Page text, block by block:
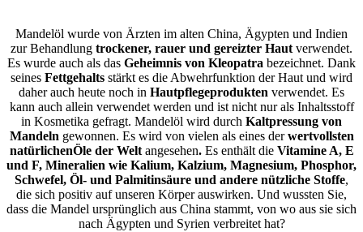
Mandelöl wurde von Ärzten im alten China, Ägypten und Indien
zur Behandlung trockener, rauer und gereizter Haut verwendet.
Es wurde auch als das Geheimnis von Kleopatra bezeichnet. Dank
seines Fettgehalts stärkt es die Abwehrfunktion der Haut und wird
daher auch heute noch in Hautpflegeprodukten verwendet. Es
kann auch allein verwendet werden und ist nicht nur als Inhaltsstoff
in Kosmetika gefragt. Mandelöl wird durch Kaltpressung von
Mandeln gewonnen. Es wird von vielen als eines derwertvollsten
natürlichenÖle der Weltangesehen.Es enthält die Vitamine A, E
und F, Mineralien wie Kalium, Kalzium, Magnesium, Phosphor,
Schwefel, Öl- und Palmitinsäure und andere nützliche Stoffe,
die sich positiv auf unseren Körper auswirken. Und wussten Sie,
dass die Mandel ursprünglich aus China stammt, von wo aus sie sich
nach Ägypten und Syrien verbreitet hat?